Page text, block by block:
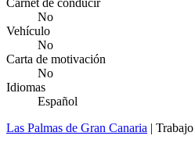
Carnet de conducir
No
Vehículo
No
Carta de motivación
No
Idiomas
Español
Las Palmas de Gran Canaria |